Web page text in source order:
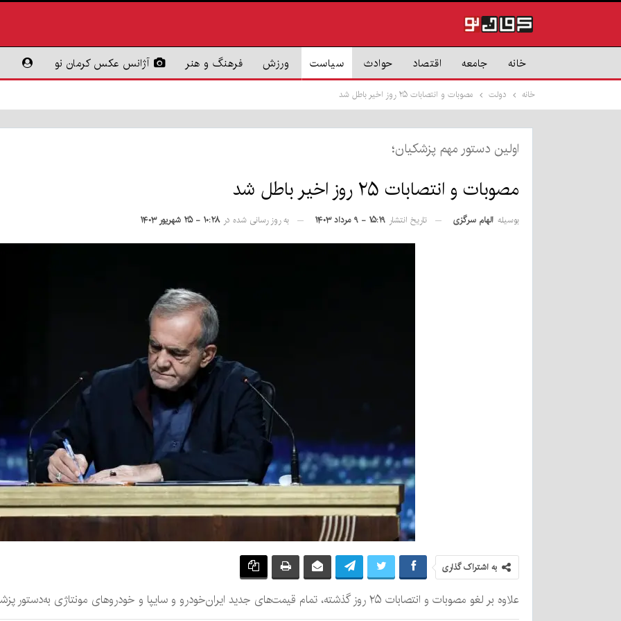
خانه جامعه اقتصاد حوادث سیاست ورزش فرهنگ و هنر آژانس عکس کرمان نو
خانه دولت مصوبات و انتصابات ۲۵ روز اخیر باطل شد
اولین دستور مهم پزشکیان؛
مصوبات و انتصابات ۲۵ روز اخیر باطل شد
بوسیله الهام سرگزی تاریخ انتشار ۱۵:۱۹ - ۹ مرداد ۱۴۰۳ به روز رسانی شده در ۱۰:۲۸ - ۲۵ شهریور ۱۴۰۳
به اشتراک گذاری
علاوه بر لغو مصوبات و انتصابات ۲۵ روز گذشته، تمام قیمت‌های جدید ایران‌خودرو و سایپا و خودروهای مونتاژی به‌دستور پزشکیان باطل شد.